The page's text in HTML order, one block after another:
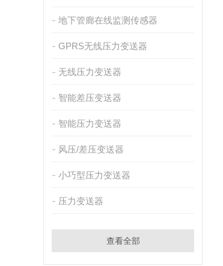
地下管廊在线监测传感器
GPRS无线压力变送器
无线压力变送器
智能差压变送器
智能压力变送器
风压/差压变送器
小巧型压力变送器
压力变送器
查看全部